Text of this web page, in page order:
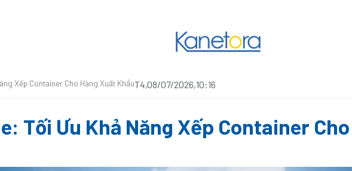
Xếp Container Cho Hàng Xuất KhẩuT4,08/07/2026,10:16
Tối Ưu Khả Năng Xếp Container Cho